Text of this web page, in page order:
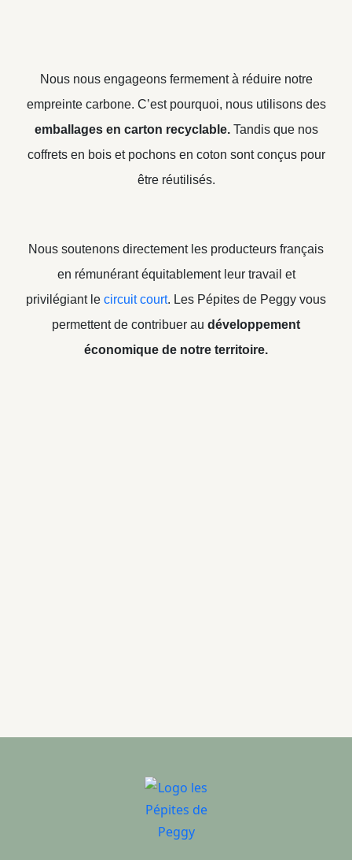
Nous nous engageons fermement à réduire notre
empreinte carbone. C’est pourquoi, nous utilisons des
emballages en carton recyclable.Tandis que nos
coffrets en bois et pochons en coton sont conçus pour
être réutilisés.
Nous soutenons directement les producteurs français
en rémunérant équitablement leur travail et
privilégiant le circuit court. Les Pépites de Peggy vous
permettent de contribuer au développement
économique de notre territoire.